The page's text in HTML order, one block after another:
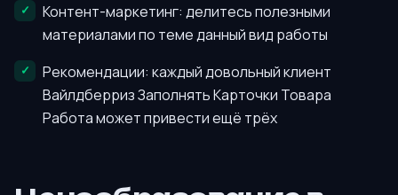
Контент-маркетинг: делитесь полезными
материалами по теме данный вид работы
Рекомендации: каждый довольный клиент
Вайлдберриз Заполнять Карточки Товара
Работа может привести ещё трёх